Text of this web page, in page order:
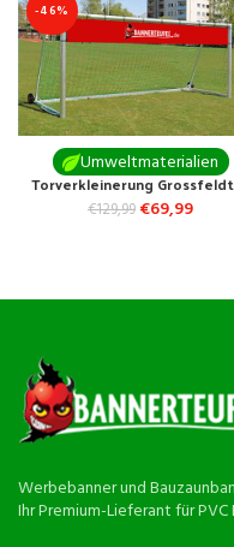
-46%
Umweltmaterialien
Torverkleinerung
€129,99 €69,99
Werbebanner und
Ihr Premium-Lieferant für